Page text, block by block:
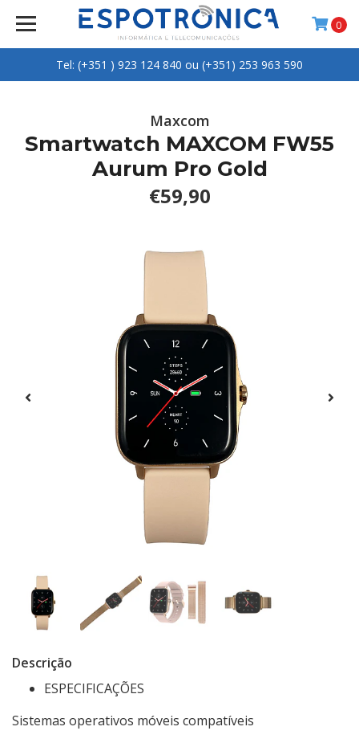
Tel: (+351 ) 923 124 840 ou (+351) 253 963 590
0
Maxcom
Smartwatch MAXCOM FW55
Aurum Pro Gold
€59,90
Descrição
ESPECIFICAÇÕES
Sistemas operativos móveis compatíveis